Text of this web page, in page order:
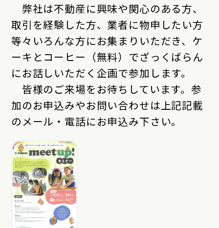
弊社は不動産に興味や関心のある方、
取引を経験した方、業者に物申したい方
等々いろんな方にお集まりいただき、ケ
ーキとコーヒー（無料）でざっくばらん
にお話しいただく企画で参加します。
皆様のご来場をお待ちしています。参
加のお申込みやお問い合わせは上記記載
のメール・電話にお申込み下さい。